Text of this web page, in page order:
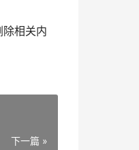
相关内
下一篇 »